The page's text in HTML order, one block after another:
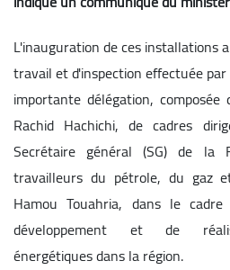
L'inauguration de ces installations
travail et d'inspection effectuée
importante délégation, composée
Rachid Hachichi, de cadres
Secrétaire général (SG) de la
travailleurs du pétrole, du gaz
Hamou Touahria, dans le
développement et de
énergétiques dans la région.